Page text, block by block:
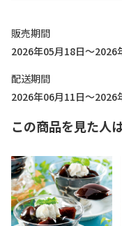
販売期間
2026年05月18日～2026
配送期間
2026年06月11日～2026
この商品を見た人